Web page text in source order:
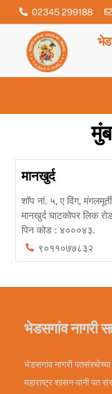
Skip
to
content
02345 299188
मानखुर्द
शॉप नां. ५, ए विंग,
मानखुर्द घाटकोपर लिक
पिन कोड : ४०००४३.
९०११०७७८३२
भेडसगांव नागरी
भेडसगांव नागरी
महाराष्ट्र शासन यांनी पत